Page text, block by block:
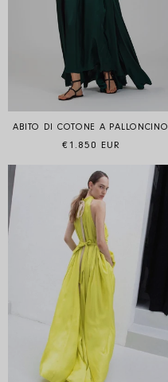
ABITO DI COTONE A PALLONCINO
Prezzo di listino
€1.850 EUR